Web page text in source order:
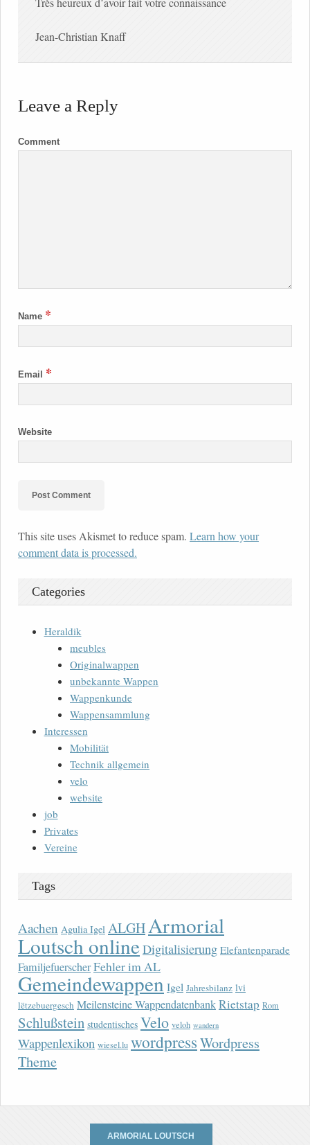
Jean-Christian Knaff
Leave a Reply
Comment
Name *
Email *
Website
This site uses Akismet to reduce spam. Learn how your
comment data is processed.
Categories
Heraldik
meubles
Originalwappen
unbekannte Wappen
Wappenkunde
Wappensammlung
Interessen
Mobilität
Technik allgemein
velo
website
job
Privates
Vereine
Tags
Aachen Agulia Igel ALGH Armorial
Loutsch onlineDigitalisierung Elefantenparade
FamiljefuerscherFehler im AL
Gemeindewappen Igel Jahresbilanz lvi
lëtzebuergesch Meilensteine WappendatenbankRietstap Rom
Schlußstein studentisches Velo veloh wandern
Wappenlexikon wiesel.lu wordpressWordpress
Theme
ARMORIAL LOUTSCH